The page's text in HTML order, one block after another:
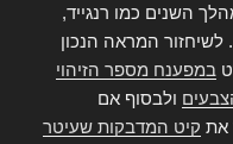
השנים כמו רנגייד,
לשיחזור המראה הנכון
במפענח מספר הזיהוי
ולבסוף אם
את קיט המדבקות שעיטר